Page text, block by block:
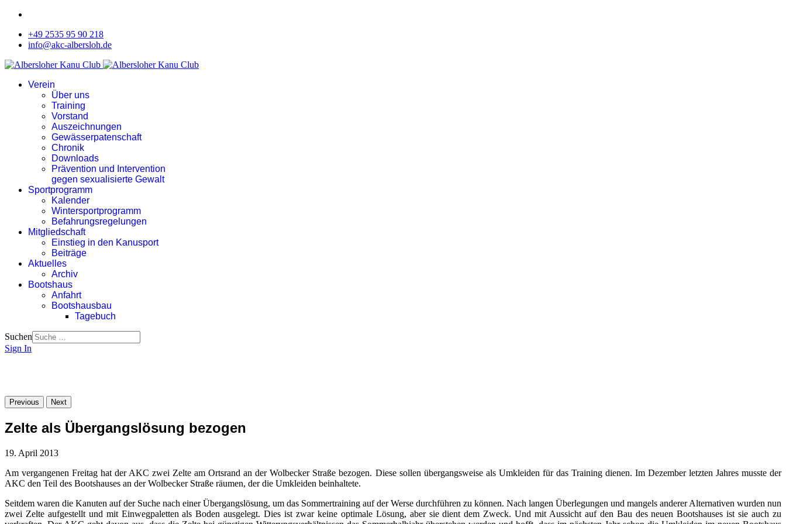
+49 2535 95 90 218
info@akc-albersloh.de
Verein
Über uns
Training
Vorstand
Auszeichnungen
Gewässerpatenschaft
Chronik
Downloads
Prävention und Intervention
gegen sexualisierte Gewalt
Sportprogramm
Kalender
Wintersportprogramm
Befahrungsregelungen
Mitgliedschaft
Einstieg in den Kanusport
Beiträge
Aktuelles
Archiv
Bootshaus
Anfahrt
Bootshausbau
Tagebuch
Suchen
Sign In
Previous Next
Zelte als Übergangslösung bezogen
19. April 2013
Am vergangenen Freitag hat der AKC zwei Zelte am Ortsrand an der Wolbecker Straße bezogen. Diese sollen übergangsweise als Umkleiden für das Training dienen. Im Dezember letzten Jahres musste der
AKC den Teil des Bootshauses an der Wolbecker Straße räumen, der die Umkleiden beinhaltete.
Seitdem waren die Kanuten auf der Suche nach einer Übergangslösung, um das Sommertraining auf der Werse durchführen zu können. Nach langen Überlegungen und mangels anderer Alternativen wurden nun
zwei Zelte aufgestellt und mit Einwegpaletten als Boden ausgelegt. Dies ist zwar keine optimale Lösung, aber sie dient dem Zweck. Und mit Aussicht auf den Bau des neuen Bootshauses ist sie auch zu